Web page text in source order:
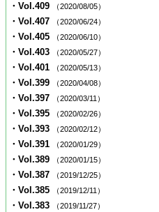
・Vol.409 （2020/08/05）
・Vol.407 （2020/06/24）
・Vol.405 （2020/06/10）
・Vol.403 （2020/05/27）
・Vol.401 （2020/05/13）
・Vol.399 （2020/04/08）
・Vol.397 （2020/03/11）
・Vol.395 （2020/02/26）
・Vol.393 （2020/02/12）
・Vol.391 （2020/01/29）
・Vol.389 （2020/01/15）
・Vol.387 （2019/12/25）
・Vol.385 （2019/12/11）
・Vol.383 （2019/11/27）